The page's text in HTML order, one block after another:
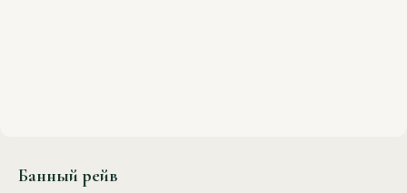
Банный рейв